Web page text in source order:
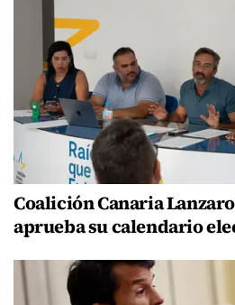
Coalición Canaria
aprueba su calendario